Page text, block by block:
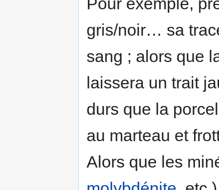
gris/noir… sa
sang ; alors que
laissera un trait
durs que la
au marteau et
Alors que les